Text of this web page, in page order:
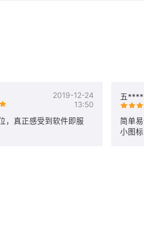
2019-12-24
13:50
，真正感受到软件即服
五
简单
小图